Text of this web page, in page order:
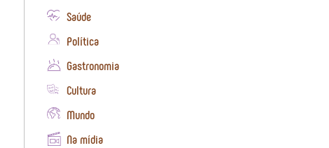
Saúde
Política
Gastronomia
Cultura
Mundo
Na mídia